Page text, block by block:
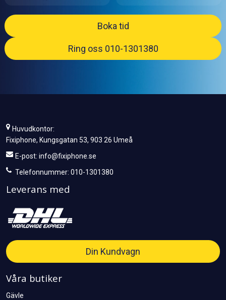
Boka tid
Ring oss 010-1301380
Huvudkontor:
Fixiphone, Kungsgatan 53, 903 26 Umeå
E-post: info@fixiphone.se
Telefonnummer: 010-1301380
Leverans med
Din Kundvagn
Våra butiker
Gävle